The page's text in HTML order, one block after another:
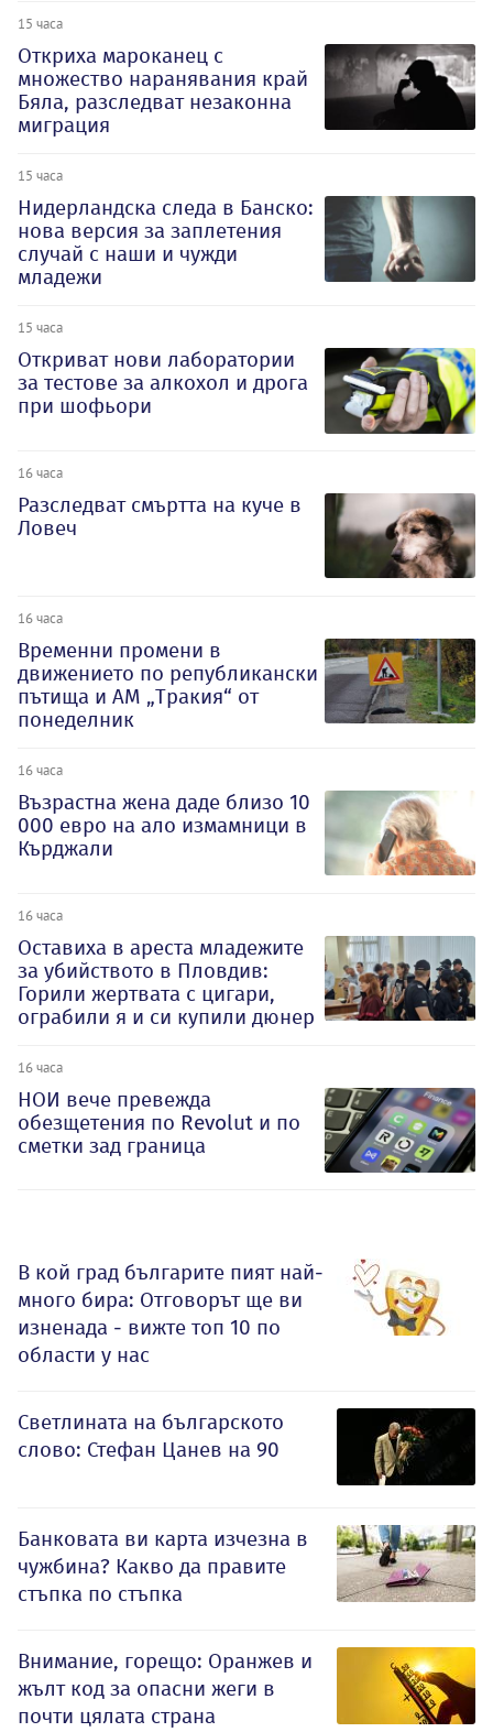
15 часа
Откриха мароканец с
множество наранявания край
Бяла, разследват незаконна
миграция
15 часа
Нидерландска следа в Банско:
нова версия за заплетения
случай с наши и чужди
младежи
15 часа
Откриват нови лаборатории
за тестове за алкохол и дрога
при шофьори
16 часа
Разследват смъртта на куче в
Ловеч
16 часа
Временни промени в
движението по републикански
пътища и АМ „Тракия“ от
понеделник
16 часа
Възрастна жена даде близо 10
000 евро на ало измамници в
Кърджали
16 часа
Оставиха в ареста младежите
за убийството в Пловдив:
Горили жертвата с цигари,
ограбили я и си купили дюнер
16 часа
НОИ вече превежда
обезщетения по Revolut и по
сметки зад граница
В кой град българите пият най-
много бира: Отговорът ще ви
изненада - вижте топ 10 по
области у нас
Светлината на българското
слово: Стефан Цанев на 90
Банковата ви карта изчезна в
чужбина? Какво да правите
стъпка по стъпка
Внимание, горещо: Оранжев и
жълт код за опасни жеги в
почти цялата страна